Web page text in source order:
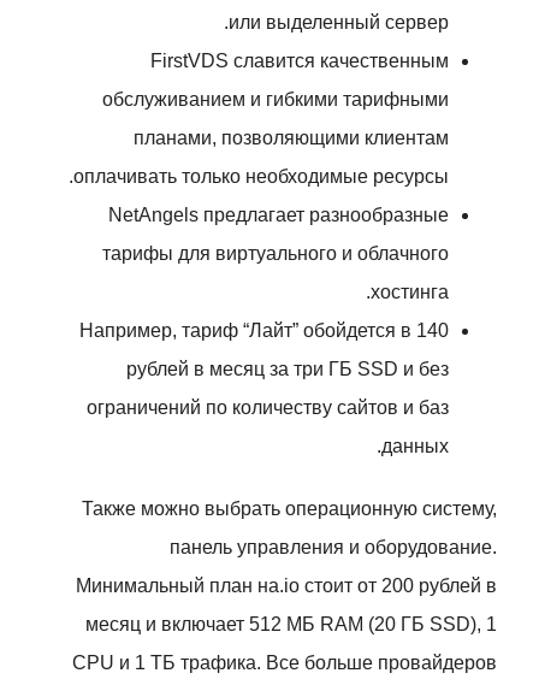
или выделенный сервер.
FirstVDS славится качественным
обслуживанием и гибкими тарифными
планами, позволяющими клиентам
оплачивать только необходимые ресурсы.
NetAngels предлагает разнообразные
тарифы для виртуального и облачного
хостинга.
Например, тариф “Лайт” обойдется в 140
рублей в месяц за три ГБ SSD и без
ограничений по количеству сайтов и баз
данных.
Также можно выбрать операционную систему,
панель управления и оборудование.
Минимальный план на.io стоит от 200 рублей в
месяц и включает 512 МБ RAM (20 ГБ SSD), 1
CPU и 1 ТБ трафика. Все больше провайдеров